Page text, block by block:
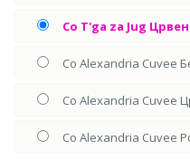
Со T'ga za Jug
Со Alexandria Cuvee
Со Alexandria Cuvee
Со Alexandria Cuvee